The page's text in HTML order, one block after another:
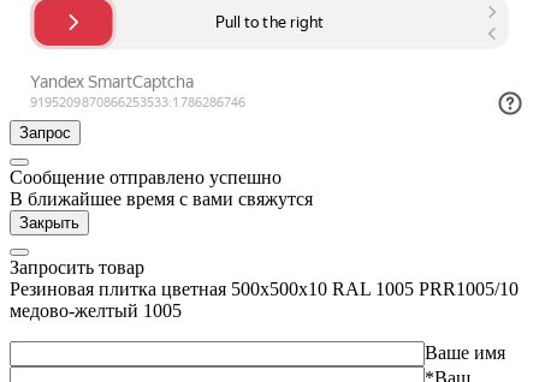
Запрос
Сообщение отправлено успешно
В ближайшее время с вами свяжутся
Закрыть
Запросить товар
Резиновая плитка цветная 500х500х10 RAL 1005 PRR1005/10
медово-желтый 1005
Ваше имя
*Ваш